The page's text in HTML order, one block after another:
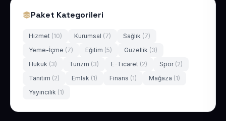
Paket Kategorileri
Hizmet (10) Kurumsal (7) Sağlık (7)
Yeme-İçme (7) Eğitim (5) Güzellik (3)
Hukuk (3) Turizm (3) E-Ticaret (2) Spor (2)
Tanıtım (2) Emlak (1) Finans (1) Mağaza (1)
Yayıncılık (1)